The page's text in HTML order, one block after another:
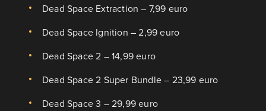
Dead Space Extraction – 7,99 euro
Dead Space Ignition – 2,99 euro
Dead Space 2 – 14,99 euro
Dead Space 2 Super Bundle – 23,99 euro
Dead Space 3 – 29,99 euro